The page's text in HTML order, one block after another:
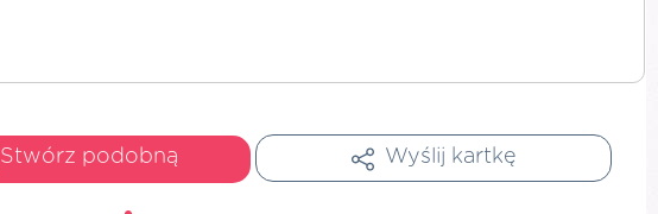
Stwórz podobną Wyślij kartkę